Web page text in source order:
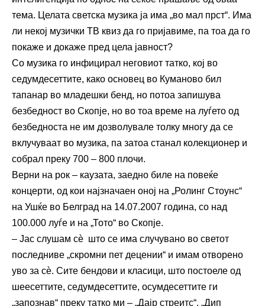
тема. Целата светска музика ја има „во мал прст“. Има
ли некој музички ТВ квиз да го пријавиме, па тоа да го
покаже и докаже пред цела јавност?
Со музика го инфицирал неговиот татко, кој во
седумдесеттите, како основец во Куманово бил
тапанар во младешки бенд, но потоа запишува
безбедност во Скопје, но во тоа време на луѓето од
безбедноста не им дозволувале толку многу да се
вклучуваат во музика, па затоа станал колекционер и
собрал преку 700 – 800 плочи.
Верни на рок – каузата, заедно биле на повеќе
концерти, од кои најзначаен оној на „Ролинг Стоунс“
на Ушќе во Белград на 14.07.2007 година, со над
100.000 луѓе и на „Тото“ во Скопје.
– Јас слушам сѐ што се има случувано во светот
последниве „скромни пет децении“ и имам отворено
уво за сѐ. Сите бендови и класици, што постоеле од
шеесеттите, седумдесеттите, осумдесеттите ги
„запознав“ преку татко ми – „Дајр стреитс“, „Дип